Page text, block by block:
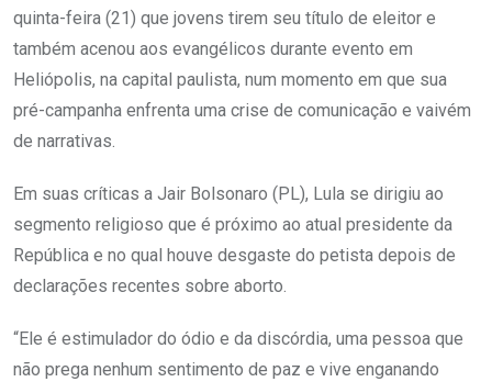
quinta-feira (21) que jovens tirem seu título de eleitor e
também acenou aos evangélicos durante evento em
Heliópolis, na capital paulista, num momento em que sua
pré-campanha enfrenta uma crise de comunicação e vaivém
de narrativas.
Em suas críticas a Jair Bolsonaro (PL), Lula se dirigiu ao
segmento religioso que é próximo ao atual presidente da
República e no qual houve desgaste do petista depois de
declarações recentes sobre aborto.
“Ele é estimulador do ódio e da discórdia, uma pessoa que
não prega nenhum sentimento de paz e vive enganando